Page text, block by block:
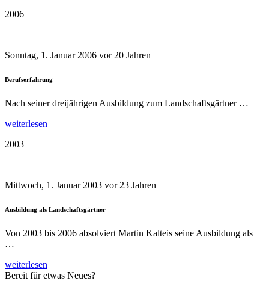
2006
Sonntag, 1. Januar 2006 vor 20 Jahren
Berufserfahrung
Nach seiner dreijährigen Ausbildung zum Landschaftsgärtner …
weiterlesen
2003
Mittwoch, 1. Januar 2003 vor 23 Jahren
Ausbildung als Landschaftsgärtner
Von 2003 bis 2006 absolviert Martin Kalteis seine Ausbildung als
…
weiterlesen
Bereit für etwas Neues?